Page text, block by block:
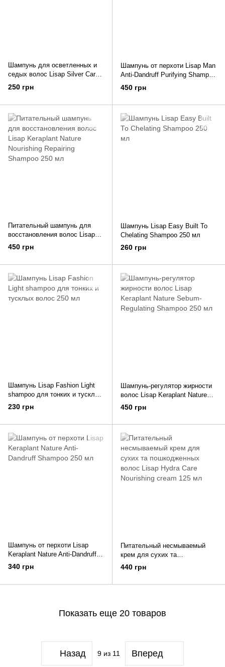
Шампунь для осветленных и
седых волос Lisap Silver Care
с анти-желтым эффектом 250
250 грн
Шампунь от перхоти Lisap Man
Anti-Dandruff Purifying Shampoo
250 мл
450 грн
Питательный шампунь для
восстановления волос Lisap
Keraplant Nature Nourishing
Repairing Shampoo 250 мл
450 грн
Шампунь Lisap Easy Built То
Chelating Shampoo 250 мл
260 грн
Шампунь Lisap Fashion Light
shampoo для тонких и тусклых
волос 250 мл
230 грн
Шампунь-регулятор жирности
волос Lisap Keraplant Nature
Sebum-Regulating Shampoo 250
450 грн
Шампунь от перхоти Lisap
Keraplant Nature Anti-Dandruff
Shampoo 250 мл
340 грн
Питательный несмываемый
крем для сухих та
пошкодженных волос Lisap
Hydra Care Nourishing cream
440 грн
Показать еще 20 товаров
Назад 9 из 11 Вперед